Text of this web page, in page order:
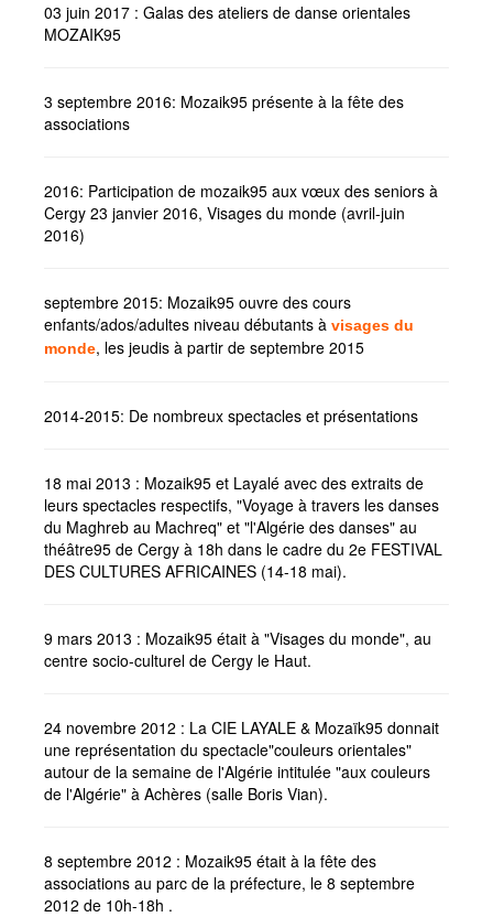
03 juin 2017 : Galas des ateliers de danse orientales
MOZAIK95
3 septembre 2016: Mozaik95 présente à la fête des
associations
2016: Participation de mozaik95 aux vœux des seniors à
Cergy 23 janvier 2016, Visages du monde (avril-juin
2016)
septembre 2015: Mozaik95 ouvre des cours
enfants/ados/adultes niveau débutants à visages du
monde, les jeudis à partir de septembre 2015
2014-2015: De nombreux spectacles et présentations
18 mai 2013 : Mozaik95 et Layalé avec des extraits de
leurs spectacles respectifs, "Voyage à travers les danses
du Maghreb au Machreq" et "l'Algérie des danses" au
théâtre95 de Cergy à 18h dans le cadre du 2e FESTIVAL
DES CULTURES AFRICAINES (14-18 mai).
9 mars 2013 : Mozaik95 était à "Visages du monde", au
centre socio-culturel de Cergy le Haut.
24 novembre 2012 : La CIE LAYALE & Mozaïk95 donnait
une représentation du spectacle"couleurs orientales"
autour de la semaine de l'Algérie intitulée "aux couleurs
de l'Algérie" à Achères (salle Boris Vian).
8 septembre 2012 : Mozaik95 était à la fête des
associations au parc de la préfecture, le 8 septembre
2012 de 10h-18h .